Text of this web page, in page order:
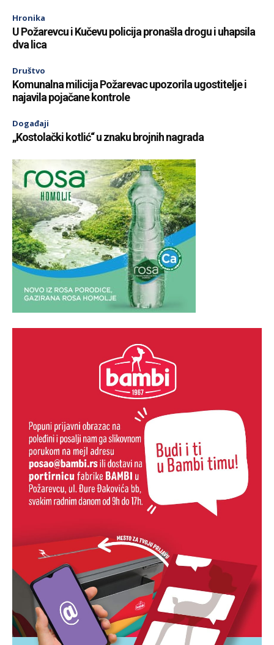
Hronika
U Požarevcu i Kučevu policija pronašla drogu i uhapsila
dva lica
Društvo
Komunalna milicija Požarevac upozorila ugostitelje i
najavila pojačane kontrole
Događaji
„Kostolački kotlić“ u znaku brojnih nagrada